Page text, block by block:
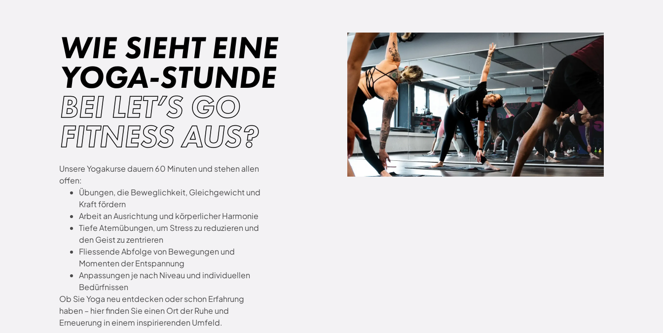
WIE SIEHT EINE
YOGA-STUNDE
BEI LET’S GO
FITNESS AUS?
Unsere Yogakurse dauern 60 Minuten und stehen allen
offen:
Übungen, die Beweglichkeit, Gleichgewicht und
Kraft fördern
Arbeit an Ausrichtung und körperlicher Harmonie
Tiefe Atemübungen, um Stress zu reduzieren und
den Geist zu zentrieren
Fliessende Abfolge von Bewegungen und
Momenten der Entspannung
Anpassungen je nach Niveau und individuellen
Bedürfnissen
Ob Sie Yoga neu entdecken oder schon Erfahrung
haben – hier finden Sie einen Ort der Ruhe und
Erneuerung in einem inspirierenden Umfeld.